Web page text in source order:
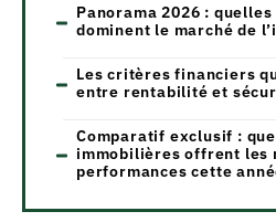
Panorama 2026 :
dominent le marché de
Les critères financiers
entre rentabilité et
Comparatif exclusif :
immobilières offrent les
performances cette